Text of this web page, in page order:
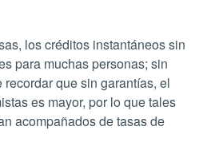
los créditos instantáneos sin
para muchas personas; sin
que sin garantías, el
es mayor, por lo que tales
acompañados de tasas de